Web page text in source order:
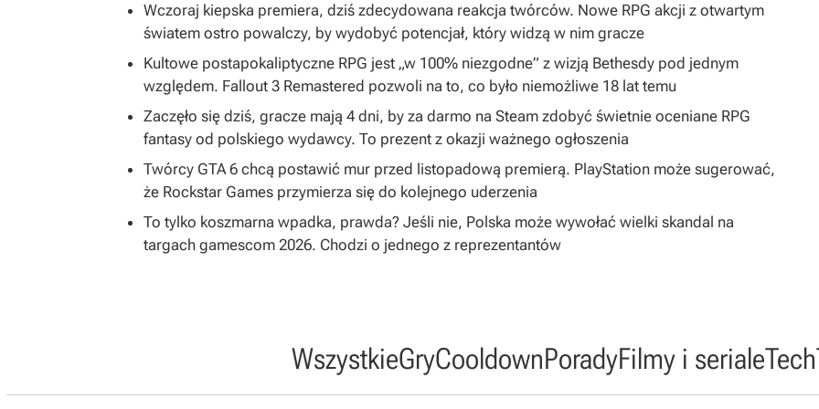
Wczoraj kiepska premiera, dziś zdecydowana reakcja twórców. Nowe RPG akcji z otwartym
światem ostro powalczy, by wydobyć potencjał, który widzą w nim gracze
Kultowe postapokaliptyczne RPG jest „w 100% niezgodne” z wizją Bethesdy pod jednym
względem. Fallout 3 Remastered pozwoli na to, co było niemożliwe 18 lat temu
Zaczęło się dziś, gracze mają 4 dni, by za darmo na Steam zdobyć świetnie oceniane RPG
fantasy od polskiego wydawcy. To prezent z okazji ważnego ogłoszenia
Twórcy GTA 6 chcą postawić mur przed listopadową premierą. PlayStation może sugerować,
że Rockstar Games przymierza się do kolejnego uderzenia
To tylko koszmarna wpadka, prawda? Jeśli nie, Polska może wywołać wielki skandal na
targach gamescom 2026. Chodzi o jednego z reprezentantów
WszystkieGryCooldownPoradyFilmy i serialeTech